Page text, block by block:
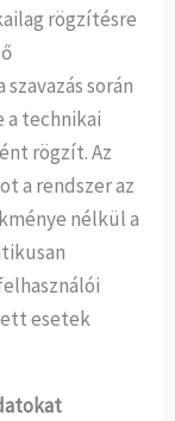
rögzítésre
során
a technikai
rögzít. Az
a rendszer az
nélkül a
esetek